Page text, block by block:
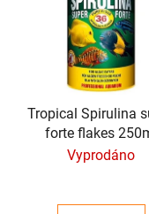
Tropical Spirulina
forte flakes
Vyprodáno